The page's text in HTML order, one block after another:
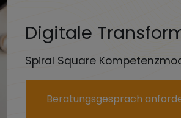
Digitale
Spiral Square
Beratungsgespräch